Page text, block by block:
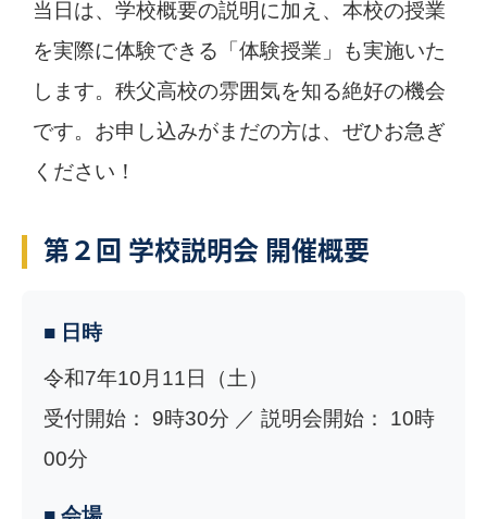
当日は、学校概要の説明に加え、本校の授業
を実際に体験できる「体験授業」も実施いた
します。秩父高校の雰囲気を知る絶好の機会
です。お申し込みがまだの方は、ぜひお急ぎ
ください！
第２回 学校説明会 開催概要
■ 日時
令和7年10月11日（土）
受付開始： 9時30分 ／ 説明会開始： 10時
00分